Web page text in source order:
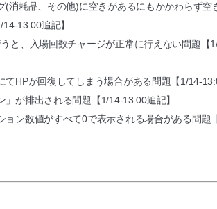
消耗品、その他)に空きがあるにもかかわらず空
13:00追記】
と、入場回数チャージが正常に行えない問題【
HPが回復してしまう場合がある問題【1/14-
が排出される問題【1/14-13:00追記】
ン数値がすべて0で表示される場合がある問題